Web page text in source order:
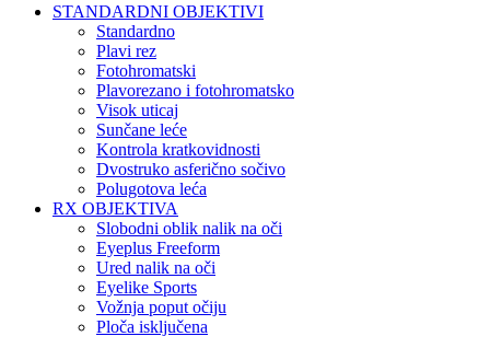
STANDARDNI OBJEKTIVI
Standardno
Plavi rez
Fotohromatski
Plavorezano i fotohromatsko
Visok uticaj
Sunčane leće
Kontrola kratkovidnosti
Dvostruko asferično sočivo
Polugotova leća
RX OBJEKTIVA
Slobodni oblik nalik na oči
Eyeplus Freeform
Ured nalik na oči
Eyelike Sports
Vožnja poput očiju
Ploča isključena